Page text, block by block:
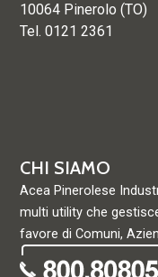
CHI SIAMO
Acea Pinerolese
multi utility che
favore di Comuni,
10064 Pinerolo (TO)
Tel. 0121 2361